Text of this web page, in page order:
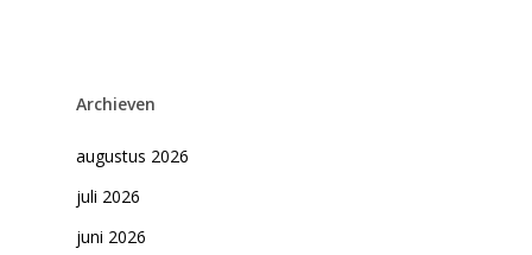
Archieven
augustus 2026
juli 2026
juni 2026